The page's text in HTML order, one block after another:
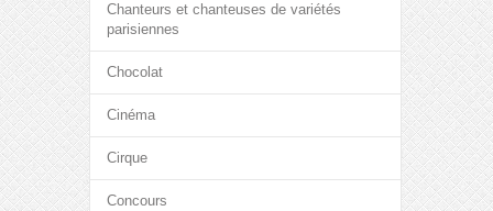
Chanteurs et chanteuses de variétés
parisiennes
Chocolat
Cinéma
Cirque
Concours